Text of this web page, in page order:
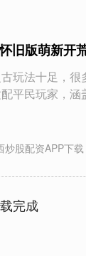
旧版萌新开
玩法十足，
平民玩家，
炒股配资APP下载
完成